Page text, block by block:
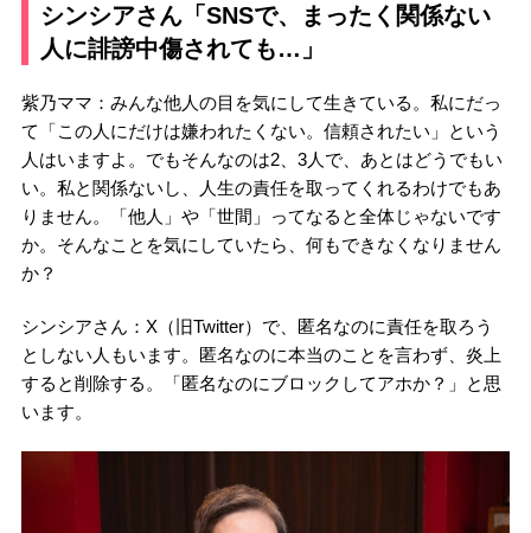
シンシアさん「SNSで、まったく関係ない
人に誹謗中傷されても…」
紫乃ママ：みんな他人の目を気にして生きている。私にだっ
て「この人にだけは嫌われたくない。信頼されたい」という
人はいますよ。でもそんなのは2、3人で、あとはどうでもい
い。私と関係ないし、人生の責任を取ってくれるわけでもあ
りません。「他人」や「世間」ってなると全体じゃないです
か。そんなことを気にしていたら、何もできなくなりません
か？
シンシアさん：X（旧Twitter）で、匿名なのに責任を取ろう
としない人もいます。匿名なのに本当のことを言わず、炎上
すると削除する。「匿名なのにブロックしてアホか？」と思
います。